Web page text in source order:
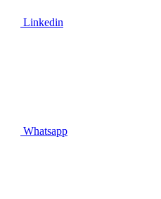
Linkedin
Whatsapp